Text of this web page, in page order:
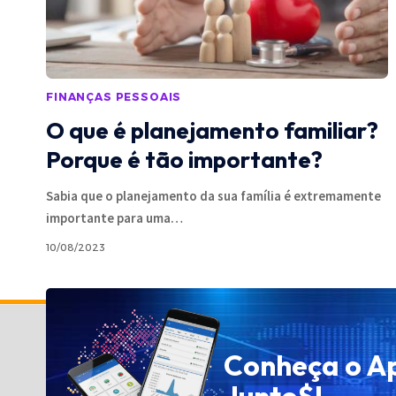
FINANÇAS PESSOAIS
O que é planejamento familiar?
Porque é tão importante?
Sabia que o planejamento da sua família é extremamente
importante para uma…
10/08/2023
Política de Privacidade
Conheça o